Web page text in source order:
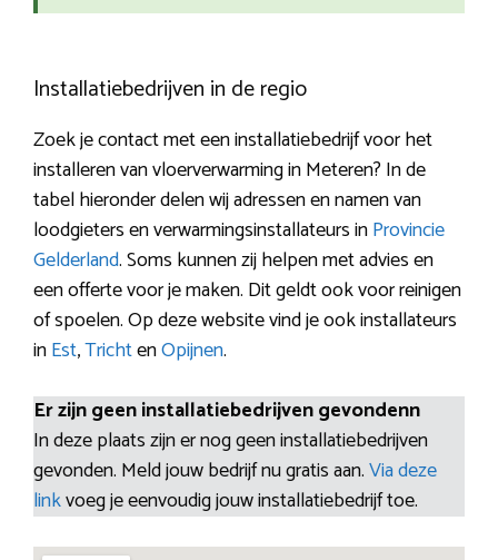
Installatiebedrijven in de regio
Zoek je contact met een installatiebedrijf voor het
installeren van vloerverwarming in Meteren? In de
tabel hieronder delen wij adressen en namen van
loodgieters en verwarmingsinstallateurs inProvincie
Gelderland. Soms kunnen zij helpen met advies en
een offerte voor je maken. Dit geldt ook voor reinigen
of spoelen. Op deze website vind je ook installateurs
inEst,TrichtenOpijnen.
Er zijn geen installatiebedrijven gevondenn
In deze plaats zijn er nog geen installatiebedrijven
gevonden. Meld jouw bedrijf nu gratis aan.Via deze
linkvoeg je eenvoudig jouw installatiebedrijf toe.